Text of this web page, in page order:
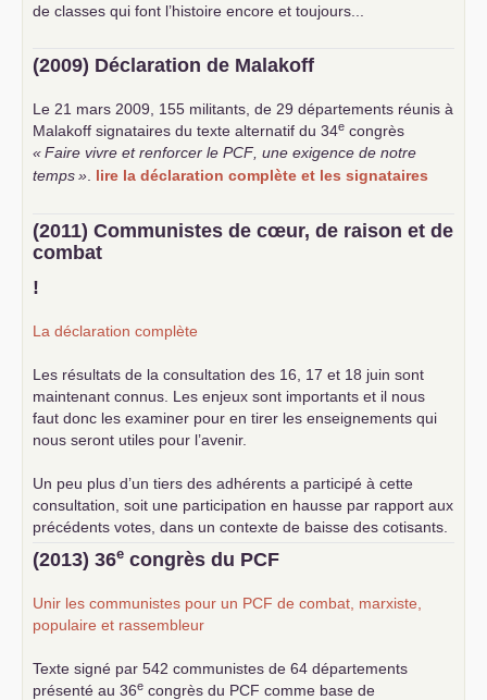
de classes qui font l’histoire encore et toujours...
(2009) Déclaration de Malakoff
Le 21 mars 2009, 155 militants, de 29 départements réunis à
Malakoff signataires du texte alternatif du 34e congrès
«Faire vivre et renforcer le PCF , une exigence de notre
temps» lire la déclaration complète et les signataires
(2011) Communistes de cœur, de raison et de
combat
!
La déclaration complète
Les résultats de la consultation des 16, 17 et 18 juin sont
maintenant connus. Les enjeux sont importants et il nous
faut donc les examiner pour en tirer les enseignements qui
nous seront utiles pour l’avenir.
Un peu plus d’un tiers des adhérents a participé à cette
consultation, soit une participation en hausse par rapport aux
précédents votes, dans un contexte de baisse des cotisants.
... lire la suite
(2013) 36e congrès du PCF
Unir les communistes pour un PCF de combat, marxiste,
populaire et rassembleur
Texte signé par 542 communistes de 64 départements
présenté au 36e congrès du PCF comme base de